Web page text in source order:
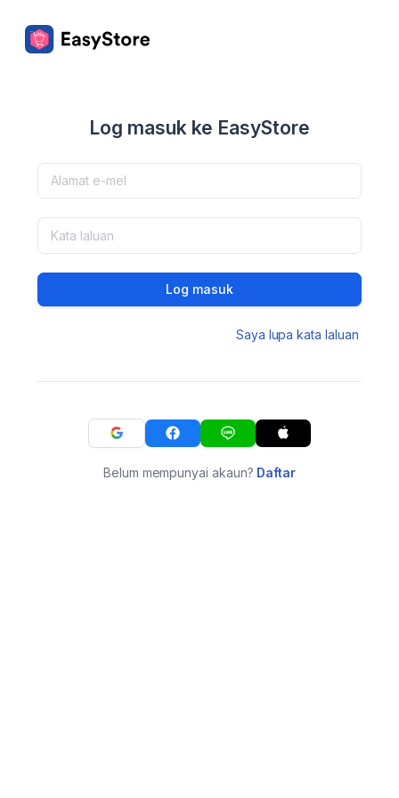
Log masuk ke EasyStore
Log masuk
Saya lupa kata laluan
Belum mempunyai akaun? Daftar